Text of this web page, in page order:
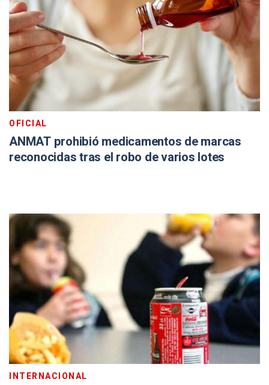
OFICIAL
ANMAT prohibió medicamentos de marcas
reconocidas tras el robo de varios lotes
INTERNACIONAL